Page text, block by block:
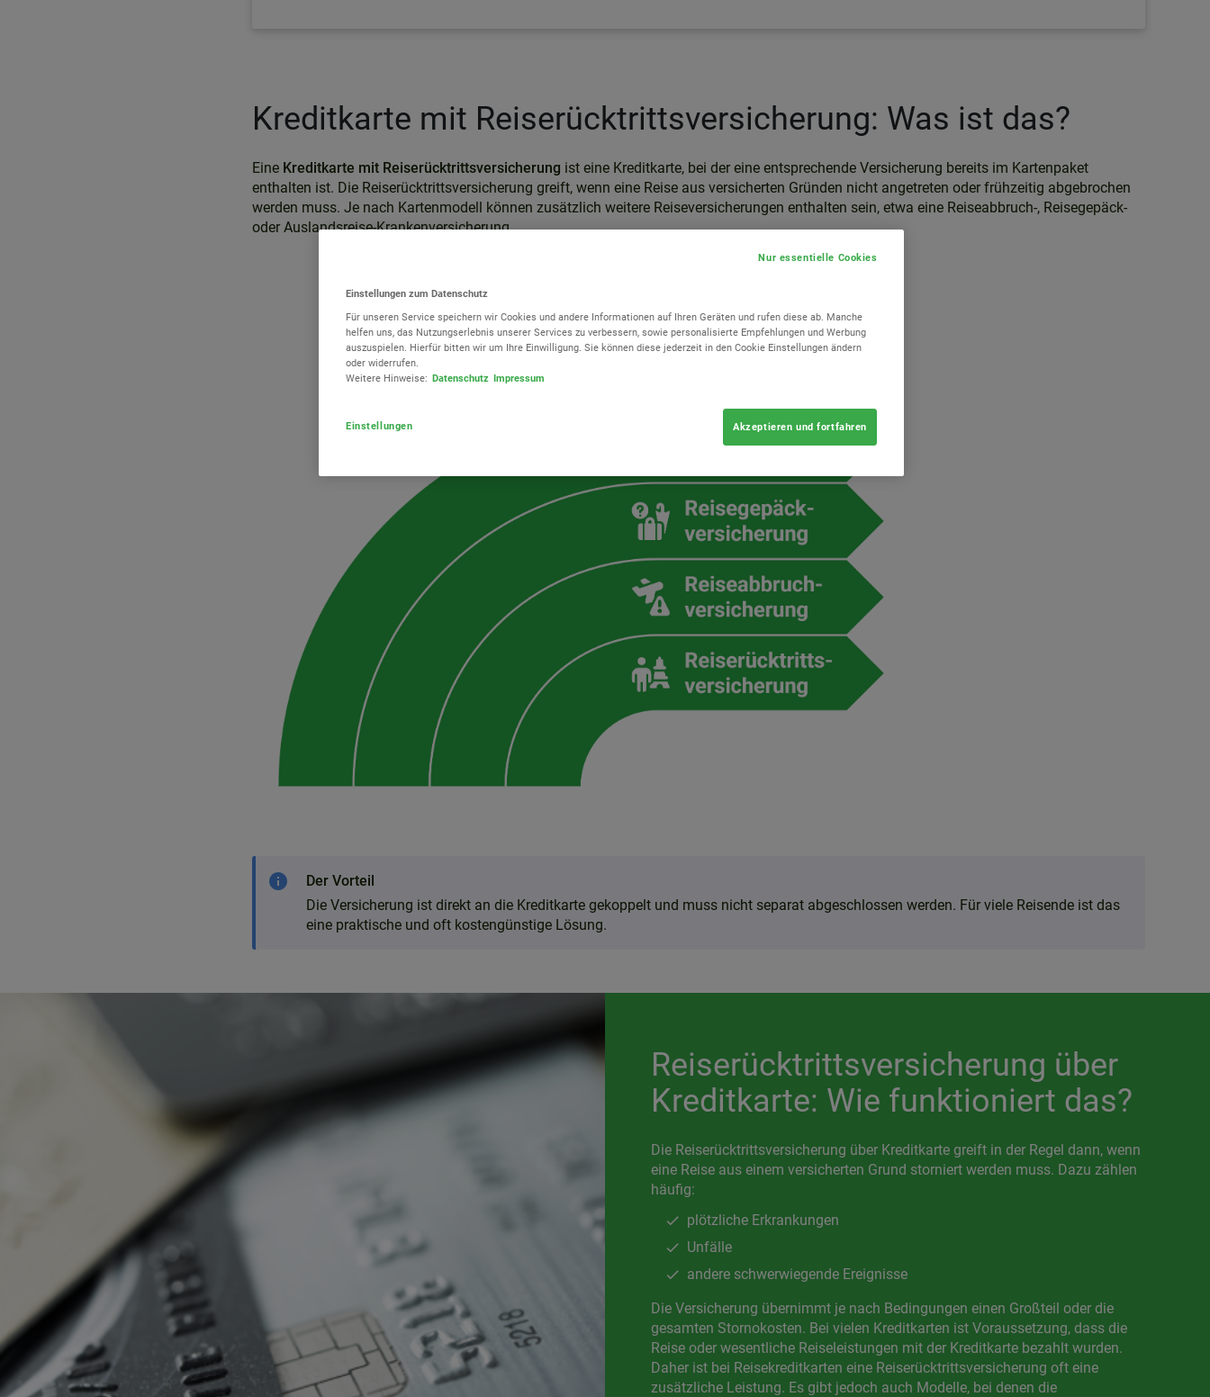
Kreditkarte mit Reiserücktrittsversicherung: Was ist das?
Eine Kreditkarte mit Reiserücktrittsversicherung ist eine Kreditkarte, bei der eine entsprechende Versicherung bereits im Kartenpaket
enthalten ist. Die Reiserücktrittsversicherung greift, wenn eine Reise aus versicherten Gründen nicht angetreten oder frühzeitig abgebrochen
werden muss. Je nach Kartenmodell können zusätzlich weitere Reiseversicherungen enthalten sein, etwa eine Reiseabbruch-, Reisegepäck-
oder Auslandsreise-Krankenversicherung.
info
Der Vorteil
Die Versicherung ist direkt an die Kreditkarte gekoppelt und muss nicht separat abgeschlossen werden. Für viele Reisende ist das
eine praktische und oft kostengünstige Lösung.
Reiserücktrittsversicherung über
Kreditkarte: Wie funktioniert das?
Die Reiserücktrittsversicherung über Kreditkarte greift in der Regel dann, wenn
eine Reise aus einem versicherten Grund storniert werden muss. Dazu zählen
häufig:
plötzliche Erkrankungen
Unfälle
andere schwerwiegende Ereignisse
Die Versicherung übernimmt je nach Bedingungen einen Großteil oder die
gesamten Stornokosten. Bei vielen Kreditkarten ist Voraussetzung, dass die
Reise oder wesentliche Reiseleistungen mit der Kreditkarte bezahlt wurden.
Daher ist bei Reisekreditkarten eine Reiserücktrittsversicherung oft eine
zusätzliche Leistung. Es gibt jedoch auch Modelle, bei denen die
Einstellungen zum Datenschutz
Für unseren Service speichern wir Cookies und andere Informationen auf Ihren Geräten und rufen diese ab. Manche
helfen uns, das Nutzungserlebnis unserer Services zu verbessern, sowie personalisierte Empfehlungen und Werbung
auszuspielen. Hierfür bitten wir um Ihre Einwilligung. Sie können diese jederzeit in den Cookie Einstellungen ändern
oder widerrufen.
Weitere Hinweise: Datenschutz Impressum
Einstellungen
Nur essentielle Cookies
Akzeptieren und fortfahren